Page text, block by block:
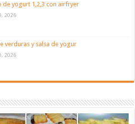
de yogurt 1,2,3 con airfryer
2026
verduras y salsa de yogur
2026